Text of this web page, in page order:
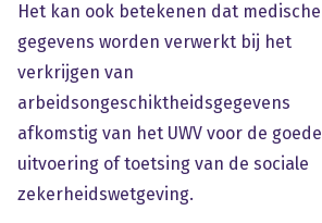
Het kan ook betekenen dat medische
gegevens worden verwerkt bij het
verkrijgen van
arbeidsongeschiktheidsgegevens
afkomstig van het UWV voor de goede
uitvoering of toetsing van de sociale
zekerheidswetgeving.